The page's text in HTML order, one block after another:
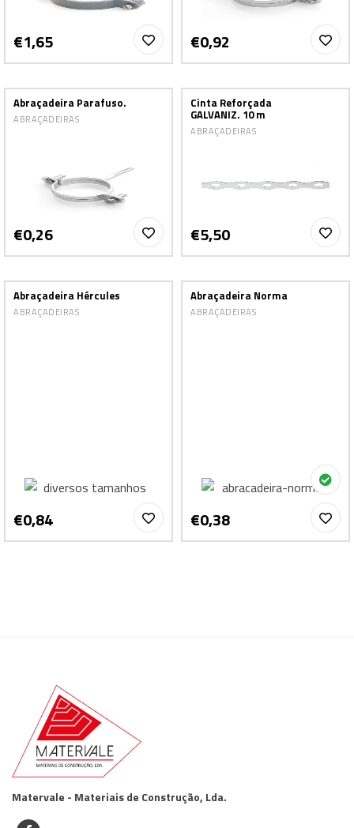
€1,65 €0,92
Abraçadeira Parafuso.
ABRAÇADEIRAS
€0,26
Cinta Reforçada
GALVANIZ. 10 m
ABRAÇADEIRAS
€5,50
Abraçadeira Hércules
ABRAÇADEIRAS
€0,84
Abraçadeira Norma
ABRAÇADEIRAS
€0,38
Matervale - Materiais de Construção, Lda.